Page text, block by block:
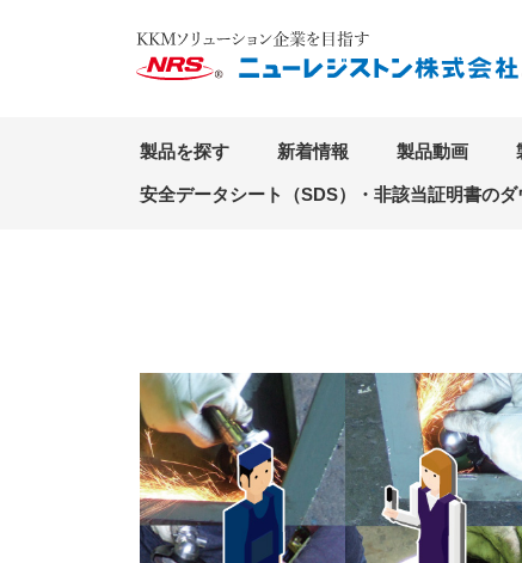
製品を探す 新着情報 製品動画
安全データシート（SDS）・非該当証明書の